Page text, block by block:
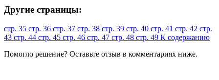
Другие страницы:
стр. 35 стр. 36 стр. 37 стр. 38 стр. 39 стр. 40 стр. 41 стр. 42 стр.
43 стр. 44 стр. 45 стр. 46 стр. 47 стр. 48 стр. 49 К содержанию
Помогло решение? Оставьте отзыв в комментариях ниже.